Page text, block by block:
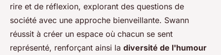
rire et de réflexion, explorant des questions de
société avec une approche bienveillante. Swann
réussit à créer un espace où chacun se sent
représenté, renforçant ainsi la diversité de l'humour